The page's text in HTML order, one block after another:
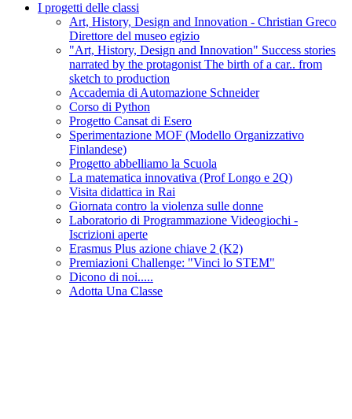
I progetti delle classi
Art, History, Design and Innovation - Christian Greco
Direttore del museo egizio
"Art, History, Design and Innovation" Success stories
narrated by the protagonist The birth of a car.. from
sketch to production
Accademia di Automazione Schneider
Corso di Python
Progetto Cansat di Esero
Sperimentazione MOF (Modello Organizzativo
Finlandese)
Progetto abbelliamo la Scuola
La matematica innovativa (Prof Longo e 2Q)
Visita didattica in Rai
Giornata contro la violenza sulle donne
Laboratorio di Programmazione Videogiochi -
Iscrizioni aperte
Erasmus Plus azione chiave 2 (K2)
Premiazioni Challenge: "Vinci lo STEM"
Dicono di noi.....
Adotta Una Classe